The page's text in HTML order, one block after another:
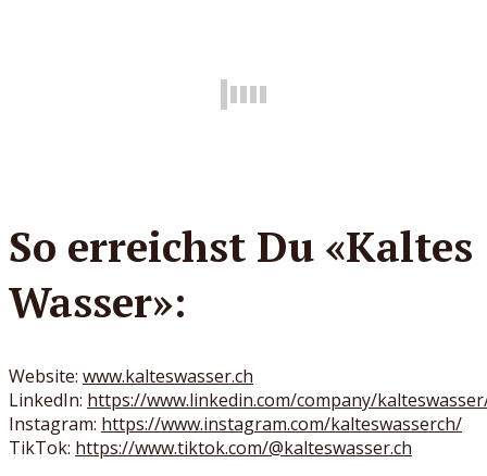
So erreichst Du «Kaltes
Wasser»:
Website: www.kalteswasser.ch
LinkedIn: https://www.linkedin.com/company/
Instagram: https://www.instagram.com/kalteswasserch/
TikTok: https://www.tiktok.com/@kalteswasser.ch